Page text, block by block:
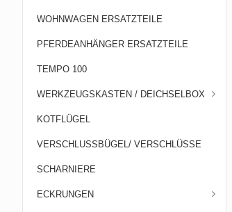
WOHNWAGEN ERSATZTEILE
PFERDEANHÄNGER ERSATZTEILE
TEMPO 100
WERKZEUGSKASTEN / DEICHSELBOX
KOTFLÜGEL
VERSCHLUSSBÜGEL/ VERSCHLÜSSE
SCHARNIERE
ECKRUNGEN